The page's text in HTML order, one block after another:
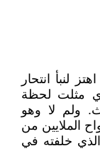
لنبأ انتحار
مثلت لحظة
ولم لا وهو
الملايين من
خلفته في